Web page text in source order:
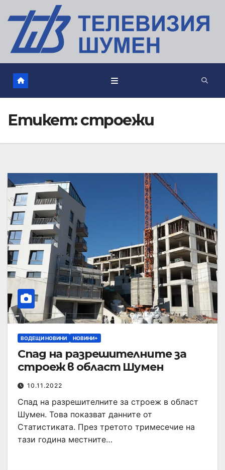
Етикет:строежи
ВОДЕЩИ НОВИНИ НОВИНИ+
Спад на разрешителните за
строеж в област Шумен
10.11.2022
Спад на разрешителните за строеж в област
Шумен. Това показват данните от
Статистиката. През третото тримесечие на
тази година местните…